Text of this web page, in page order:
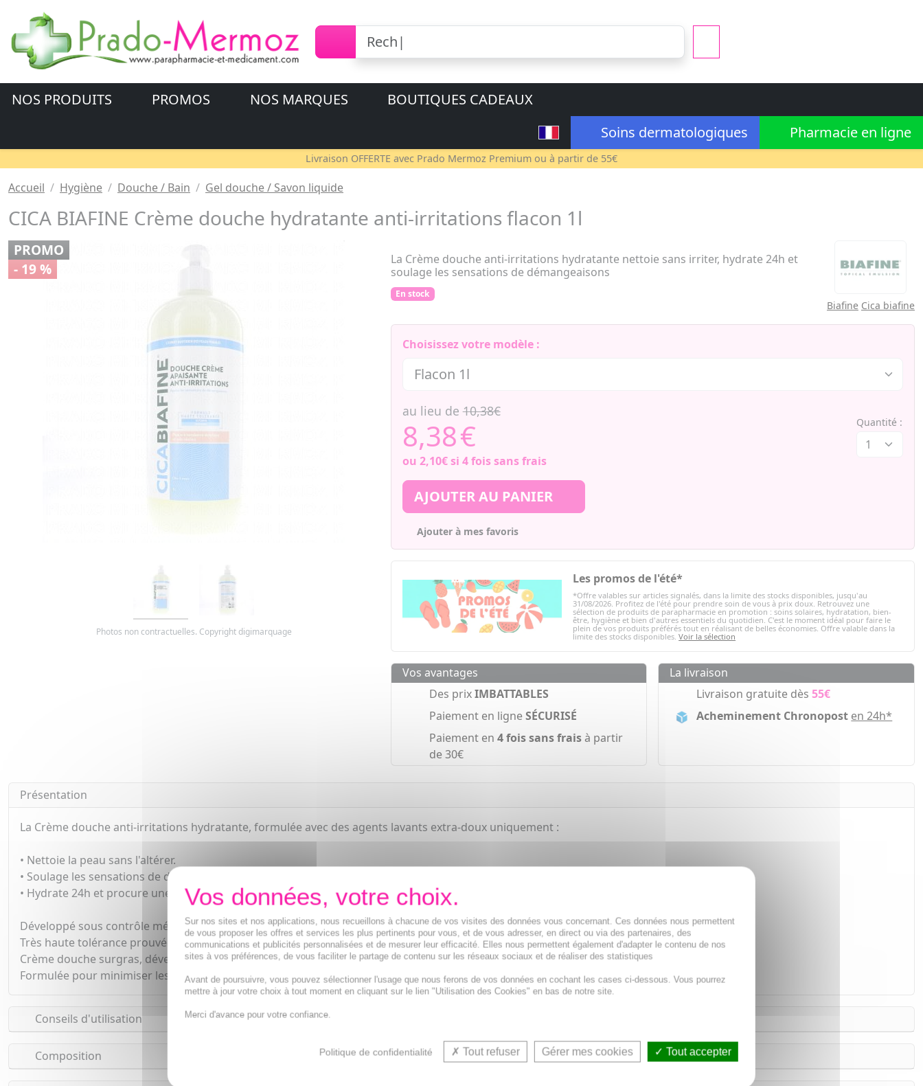
NOS PRODUITS PROMOS NOS MARQUES
BOUTIQUES CADEAUX
Soins dermatologiques
Pharmacie en ligne
Livraison OFFERTE avec Prado Mermoz Premium ou à partir de 55€
Accueil Hygiène Douche / Bain Gel douche / Savon liquide
CICA BIAFINE Crème douche hydratante anti-irritations flacon 1l
PROMO
- 19 %
Photos non contractuelles. Copyright digimarquage
La Crème douche anti-irritations hydratante nettoie sans irriter, hydrate 24h et
soulage les sensations de démangeaisons
En stock
Biafine Cica biafine
Choisissez votre modèle :
au lieu de10,38€
8,38€
ou 2,10€si 4 fois sans frais
Quantité :
AJOUTER AU PANIER
Ajouter à mes favoris
Les promos de l'été*
*Offre valables sur articles signalés, dans la limite des stocks disponibles, jusqu'au
31/08/2026. Profitez de l'été pour prendre soin de vous à prix doux. Retrouvez une
sélection de produits de parapharmacie en promotion : soins solaires, hydratation, bien-
être, hygiène et bien d'autres essentiels du quotidien. C'est le moment idéal pour faire le
plein de vos produits préférés tout en réalisant de belles économies. Offre valable dans la
limite des stocks disponibles.Voir la sélection
Vos avantages
Des prixIMBATTABLES
Paiement en ligneSÉCURISÉ
Paiement en 4 fois sans fraisà partir
de 30€
La livraison
Livraison gratuite dès55€
Acheminement Chronopost en 24h*
Présentation
La Crème douche anti-irritations hydratante, formulée avec des agents lavants extra-doux uniquement :
• Nettoie la peau sans l'altérer.
• Soulage les sensations de démangeaisons et les irritations.
• Hydrate 24h et procure une sensation durable de réparation.
Développé sous contrôle médical et testée cliniquement.
Très haute tolérance prouvée sous contrôle dermatologique.
Crème douche surgras, développée sans parfum et sans savon.
Formulée pour minimiser les risques d'allergies.
Conseils d'utilisation
Composition
Sur nos sites et nos applications, nous recueillons à chacune de vos visites des données vous concernant. Ces données nous permettent
de vous proposer les offres et services les plus pertinents pour vous, et de vous adresser, en direct ou via des partenaires, des
communications et publicités personnalisées et de mesurer leur efficacité. Elles nous permettent également d'adapter le contenu de nos
sites à vos préférences, de vous faciliter le partage de contenu sur les réseaux sociaux et de réaliser des statistiques
Avant de poursuivre, vous pouvez sélectionner l'usage que nous ferons de vos données en cochant les cases ci-dessous. Vous pourrez
mettre à jour votre choix à tout moment en cliquant sur le lien "Utilisation des Cookies" en bas de notre site.
Merci d'avance pour votre confiance.
Politique de confidentialité Tout refuser Gérer mes cookies Tout accepter